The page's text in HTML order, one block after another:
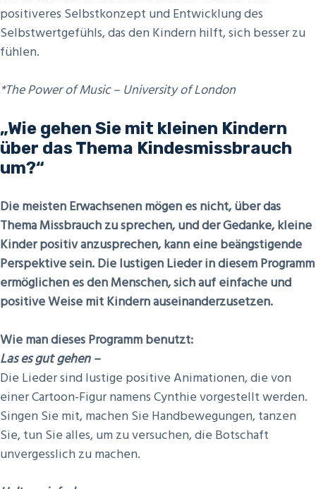
positiveres Selbstkonzept und Entwicklung des
Selbstwertgefühls, das den Kindern hilft, sich besser zu
fühlen.
*The Power of Music – University of London
„Wie gehen Sie mit kleinen Kindern
über das Thema Kindesmissbrauch
um?“
Die meisten Erwachsenen mögen es nicht, über das
Thema Missbrauch zu sprechen, und der Gedanke, kleine
Kinder positiv anzusprechen, kann eine beängstigende
Perspektive sein. Die lustigen Lieder in diesem Programm
ermöglichen es den Menschen, sich auf einfache und
positive Weise mit Kindern auseinanderzusetzen.
Wie man dieses Programm benutzt:
Las es gut gehen –
Die Lieder sind lustige positive Animationen, die von
einer Cartoon-Figur namens Cynthie vorgestellt werden.
Singen Sie mit, machen Sie Handbewegungen, tanzen
Sie, tun Sie alles, um zu versuchen, die Botschaft
unvergesslich zu machen.